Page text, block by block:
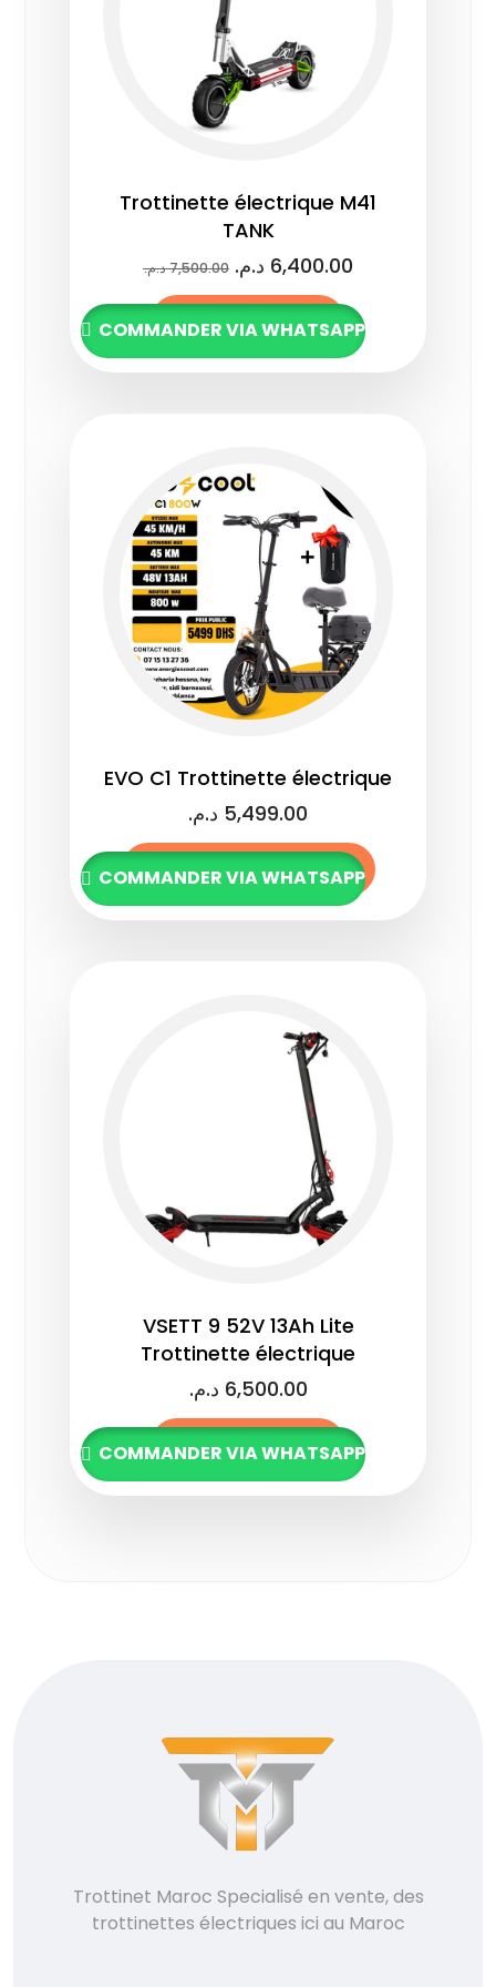
Trottinette électrique M41
TANK
7,500.00د.م. 6,400.00 د.م.
Lire la suite
COMMANDER VIA WHATSAPP
EVO C1 Trottinette électrique
5,499.00 د.م.
Ajouter au panier
COMMANDER VIA WHATSAPP
VSETT 9 52V 13Ah Lite
Trottinette électrique
6,500.00 د.م.
Lire la suite
COMMANDER VIA WHATSAPP
Trottinet Maroc Specialisé en vente, des
trottinettes électriques ici au Maroc